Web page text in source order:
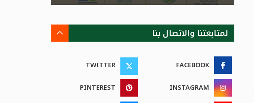
لمتابعتنا والاتصال بنا
FACEBOOK
TWITTER
INSTAGRAM
PINTEREST